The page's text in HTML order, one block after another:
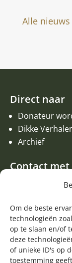
Om de beste
technologieën
op te slaan en/of
deze
of unieke ID's op
toestemming
Alle nieuws
Direct naar
Donateur
Dikke
Archief
Contact met
Een
Contact met
Algemene
 Volg ons